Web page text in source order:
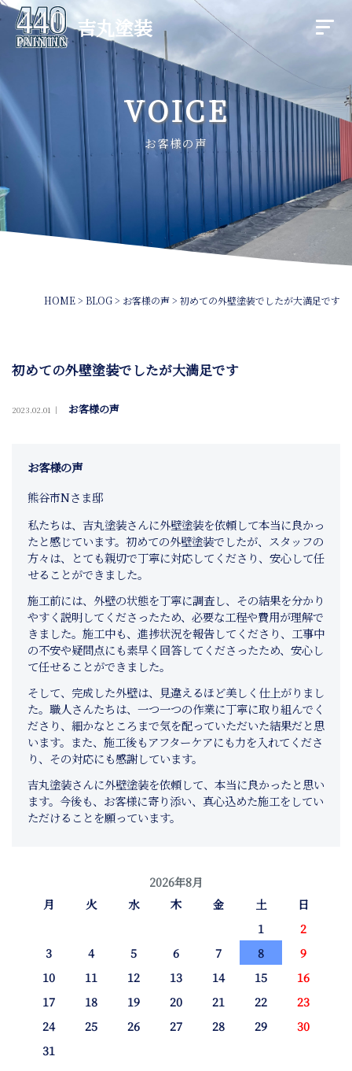
吉丸塗装
VOICE
お客様の声
HOME> BLOG> お客様の声> 初めての外壁塗装でしたが大満足です
初めての外壁塗装でしたが大満足です
2023.02.01 お客様の声
お客様の声
熊谷市Nさま邸
私たちは、吉丸塗装さんに外壁塗装を依頼して本当に良かっ
たと感じています。初めての外壁塗装でしたが、スタッフの
方々は、とても親切で丁寧に対応してくださり、安心して任
せることができました。
施工前には、外壁の状態を丁寧に調査し、その結果を分かり
やすく説明してくださったため、必要な工程や費用が理解で
きました。施工中も、進捗状況を報告してくださり、工事中
の不安や疑問点にも素早く回答してくださったため、安心し
て任せることができました。
そして、完成した外壁は、見違えるほど美しく仕上がりまし
た。職人さんたちは、一つ一つの作業に丁寧に取り組んでく
ださり、細かなところまで気を配っていただいた結果だと思
います。また、施工後もアフターケアにも力を入れてくださ
り、その対応にも感謝しています。
吉丸塗装さんに外壁塗装を依頼して、本当に良かったと思い
ます。今後も、お客様に寄り添い、真心込めた施工をしてい
ただけることを願っています。
2026年8月
月
火 水 木 金 土
日
1
2
3
4 5 6 7 8
9
10
11 12 13 14 15
16
17
18 19 20 21 22
23
24
25 26 27 28 29
30
31